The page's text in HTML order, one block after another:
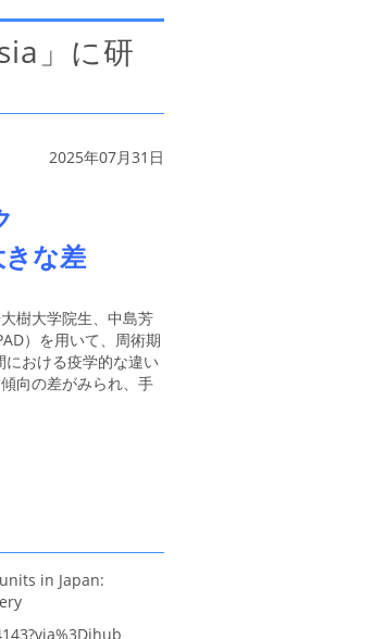
」に研
2025年07月31日
な差
樹大学院生、中島芳
）を用いて、周術期
おける疫学的な違い
向の差がみられ、手
in Japan: